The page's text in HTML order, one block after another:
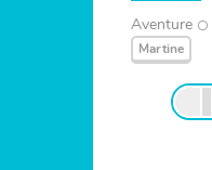
Aventure
Martine